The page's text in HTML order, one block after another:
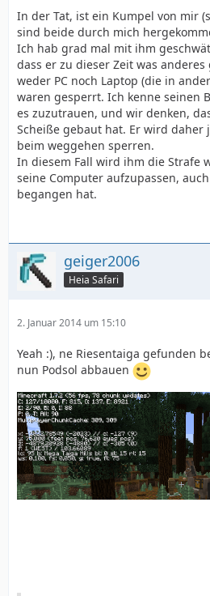
In der Tat, ist ein Kumpel von mir
sind beide durch mich
Ich hab grad mal mit ihm
dass er zu dieser Zeit was
weder PC noch Laptop (die in
waren gesperrt. Ich kenne seinen
es zuzutrauen, und wir denken,
Scheiße gebaut hat. Er wird daher
beim weggehen sperren.
In diesem Fall wird ihm die Strafe
seine Computer aufzupassen,
begangen hat.
geiger2006
Heia Safari
2. Januar 2014 um 15:10
Yeah :), ne Riesentaiga gefunden
nun Podsol abbauen